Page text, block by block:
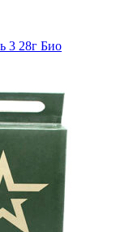
3 28г Био